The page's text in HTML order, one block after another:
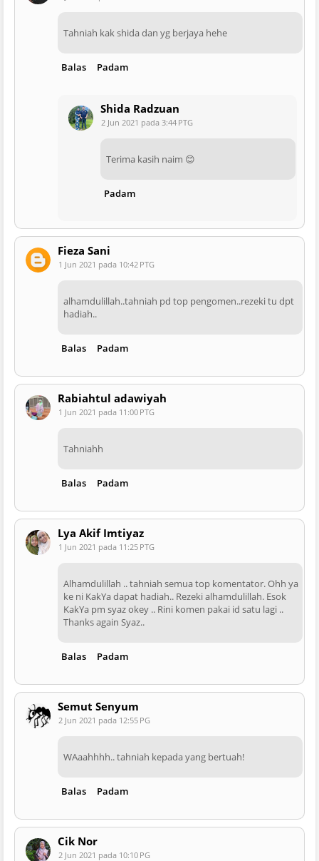
Tahniah kak shida dan yg berjaya hehe
Balas Padam
Shida Radzuan
2 Jun 2021 pada 3:44 PTG
Terima kasih naim 😊
Padam
Fieza Sani
1 Jun 2021 pada 10:42 PTG
alhamdulillah..tahniah pd top pengomen..rezeki tu dpt
hadiah..
Balas Padam
Rabiahtul adawiyah
1 Jun 2021 pada 11:00 PTG
Tahniahh
Balas Padam
Lya Akif Imtiyaz
1 Jun 2021 pada 11:25 PTG
Alhamdulillah .. tahniah semua top komentator. Ohh ya
ke ni KakYa dapat hadiah.. Rezeki alhamdulillah. Esok
KakYa pm syaz okey .. Rini komen pakai id satu lagi ..
Thanks again Syaz..
Balas Padam
Semut Senyum
2 Jun 2021 pada 12:55 PG
WAaahhhh.. tahniah kepada yang bertuah!
Balas Padam
Cik Nor
2 Jun 2021 pada 10:10 PG